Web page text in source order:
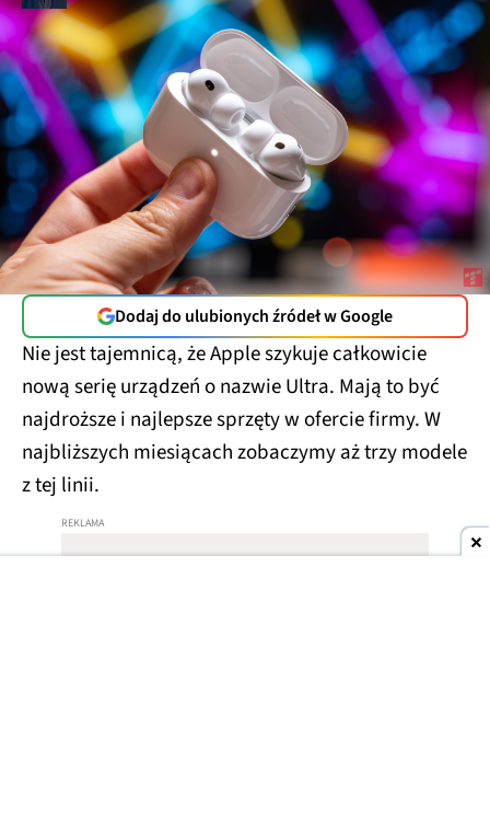
Dodaj do ulubionych źródeł w Google
Nie jest tajemnicą, że Apple szykuje całkowicie
nową serię urządzeń o nazwie Ultra. Mają to być
najdroższe i najlepsze sprzęty w ofercie firmy. W
najbliższych miesiącach zobaczymy aż trzy modele
z tej linii.